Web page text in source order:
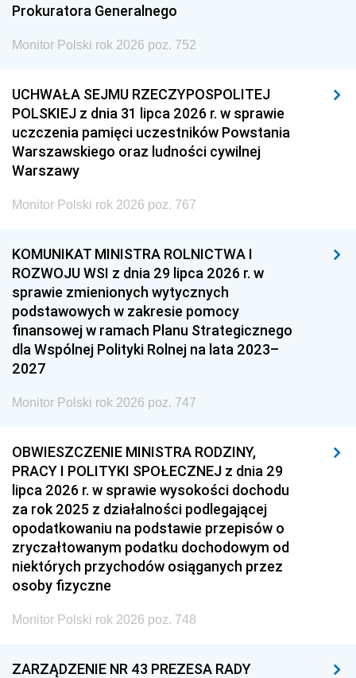
Prokuratora Generalnego
Monitor Polski rok 2026 poz. 752
UCHWAŁA SEJMU RZECZYPOSPOLITEJ
POLSKIEJ z dnia 31 lipca 2026 r. w sprawie
uczczenia pamięci uczestników Powstania
Warszawskiego oraz ludności cywilnej
Warszawy
Monitor Polski rok 2026 poz. 767
KOMUNIKAT MINISTRA ROLNICTWA I
ROZWOJU WSI z dnia 29 lipca 2026 r. w
sprawie zmienionych wytycznych
podstawowych w zakresie pomocy
finansowej w ramach Planu Strategicznego
dla Wspólnej Polityki Rolnej na lata 2023–
2027
Monitor Polski rok 2026 poz. 747
OBWIESZCZENIE MINISTRA RODZINY,
PRACY I POLITYKI SPOŁECZNEJ z dnia 29
lipca 2026 r. w sprawie wysokości dochodu
za rok 2025 z działalności podlegającej
opodatkowaniu na podstawie przepisów o
zryczałtowanym podatku dochodowym od
niektórych przychodów osiąganych przez
osoby fizyczne
Monitor Polski rok 2026 poz. 748
ZARZĄDZENIE NR 43 PREZESA RADY